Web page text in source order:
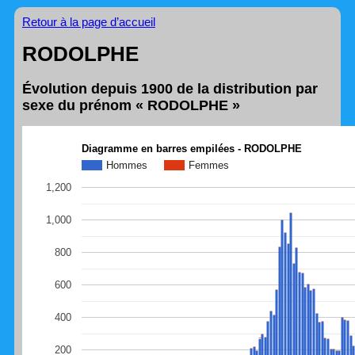
Retour à la page d’accueil
RODOLPHE
Évolution depuis 1900 de la distribution par
sexe du prénom « RODOLPHE »
Diagramme en barres empilées - RODOLPHE
Hommes
Femmes
200
400
600
800
1,000
1,200